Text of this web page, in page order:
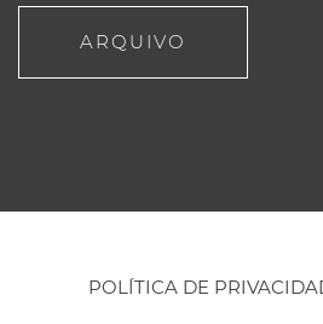
ARQUIVO
POLÍTICA DE